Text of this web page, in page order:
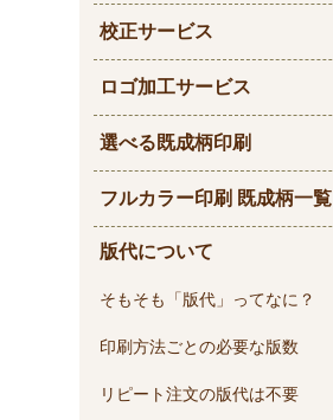
校正サービス
ロゴ加工サービス
選べる既成柄印刷
フルカラー印刷 既成柄一覧
版代について
そもそも「版代」ってなに？
印刷方法ごとの必要な版数
リピート注文の版代は不要